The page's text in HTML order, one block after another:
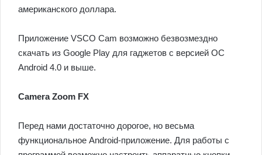
американского доллара.
Приложение VSCO Cam возможно безвозмездно
скачать из Google Play для гаджетов с версией ОС
Android 4.0 и выше.
Camera Zoom FX
Перед нами достаточно дорогое, но весьма
функциональное Android-приложение. Для работы с